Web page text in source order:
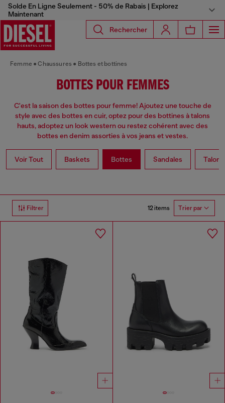
Solde En Ligne Seulement - 50% de Rabais | Explorez
Maintenant
Rechercher
Femme Chaussures Bottes et bottines
BOTTES POUR FEMMES
C'est la saison des bottes pour femme! Ajoutez une touche de
style avec des bottes en cuir, optez pour des bottines à talons
hauts, adoptez un look western ou restez cohérent avec des
bottes en denim assorties à vos jeans et vestes.
Voir Tout Baskets Bottes Sandales Talons
Filtrer 12 items Trier par